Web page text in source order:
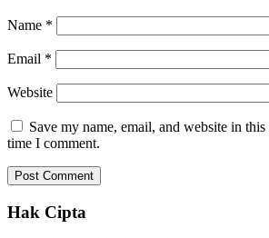
Name *
Email *
Website
Save my name, email, and website in
time I comment.
Hak Cipta